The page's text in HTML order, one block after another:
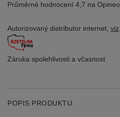
Průměrné hodnocení 4,7 na Opineo
Autorizovaný distributor internet, viz
Záruka spolehlivosti a včasnost
POPIS PRODUKTU